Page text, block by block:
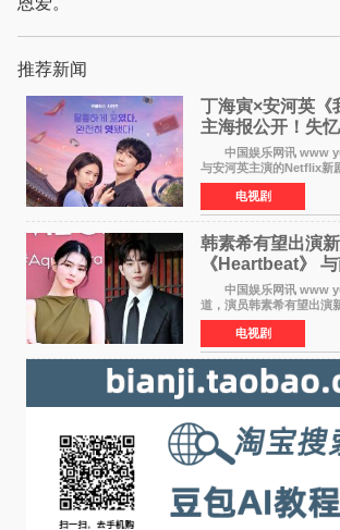
推荐新闻
丁海寅×安河英《
主海报公开！失
友”同居罗曼史来
中国娱乐网讯 www yule
与安河英主演的Netflix新
近日公开主海报，正式
报中，两人并肩站在充满
街道上，丁
电视剧
韩素希有望出演
《Heartbeat》
恋归来”奇幻罗曼
中国娱乐网讯 www yule
道，演员韩素希有望出演
角，与南柱赫合作，引
在剧中饰演能够看到过去
初恋的意外
电视剧